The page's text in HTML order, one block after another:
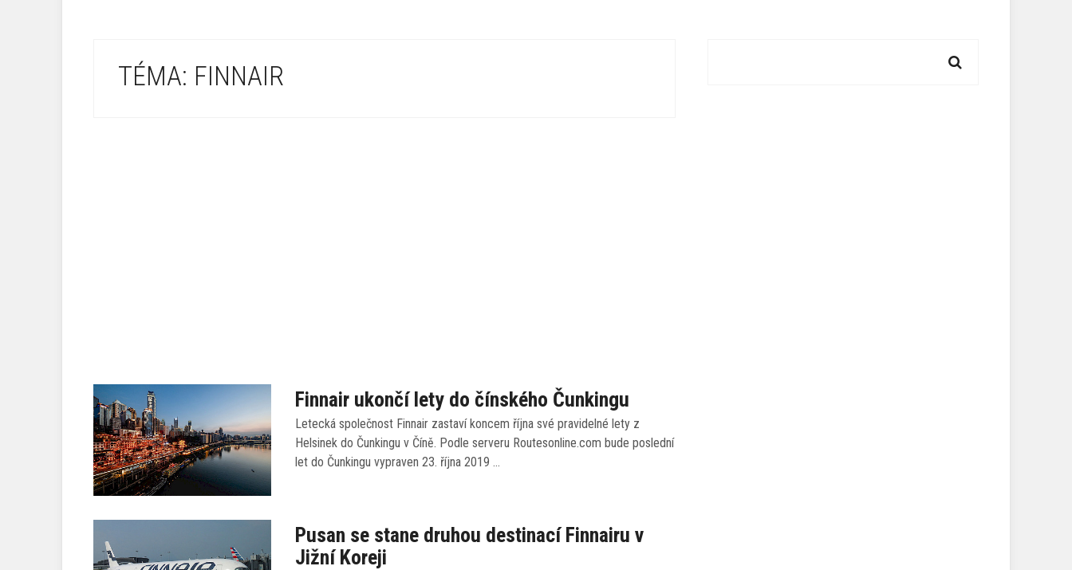
TÉMA: FINNAIR
Finnair ukončí lety do čínského Čunkingu
Letecká společnost Finnair zastaví koncem října své pravidelné lety z
Helsinek do Čunkingu v Číně. Podle serveru Routesonline.com bude poslední
let do Čunkingu vypraven 23. října 2019 …
Pusan se stane druhou destinací Finnairu v
Jižní Koreji